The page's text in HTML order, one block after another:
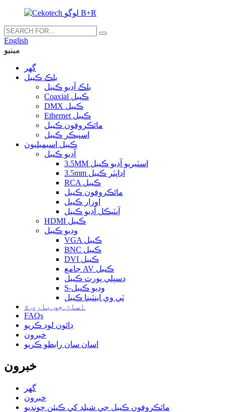
English
مينيو
گهر
بلڪ ڪيبل
بلڪ آڊيو ڪيبل
Coaxial ڪيبل
DMX ڪيبل
Ethernet ڪيبل
مائڪروفون ڪيبل
اسپيڪر ڪيبل
ڪيبل اسيمبليون
آڊيو ڪيبل
3.5MM اسٽيريو آڊيو ڪيبل
3.5mm اڊاپٽر ڪيبل
RCA ڪيبل
مائڪروفون ڪيبل
اوزار ڪيبل
آپٽيڪل آڊيو ڪيبل
HDMI ڪيبل
وڊيو ڪيبل
VGA ڪيبل
BNC ڪيبل
DVI ڪيبل
جامع AV ڪيبل
ڊسپلي پورٽ ڪيبل
S-وڊيو ڪيبل
ٽي وي اينٽينا ڪيبل
اسان جي باري ۾
FAQs
ڊائون لوڊ ڪريو
خبرون
اسان سان رابطو ڪريو
خبرون
گهر
خبرون
مائڪروفون ڪيبل جي شيلڊ کي ڪيئن چونڊيو